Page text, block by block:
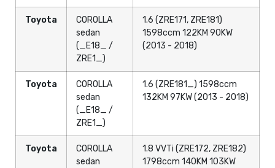
Toyota
COROLLA
sedan
(_E18_ /
ZRE1_)
1.6 (ZRE171, ZRE181)
1598ccm 122KM 90KW
(2013 - 2018)
Toyota
COROLLA
sedan
(_E18_ /
ZRE1_)
1.6 (ZRE181_) 1598ccm
132KM 97KW (2013 - 2018)
Toyota
COROLLA
sedan
1.8 VVTi (ZRE172, ZRE182)
1798ccm 140KM 103KW